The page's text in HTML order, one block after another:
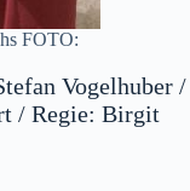
FOTO:
Vogelhuber /
/ Regie: Birgit